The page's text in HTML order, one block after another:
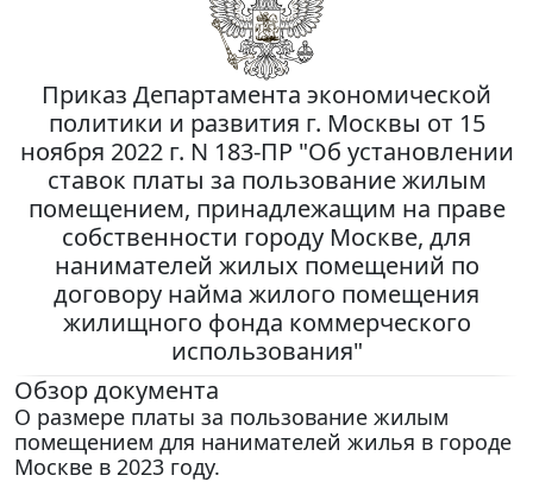
Приказ Департамента экономической
политики и развития г. Москвы от 15
ноября 2022 г. N 183-ПР "Об установлении
ставок платы за пользование жилым
помещением, принадлежащим на праве
собственности городу Москве, для
нанимателей жилых помещений по
договору найма жилого помещения
жилищного фонда коммерческого
использования"
Обзор документа
О размере платы за пользование жилым
помещением для нанимателей жилья в городе
Москве в 2023 году.